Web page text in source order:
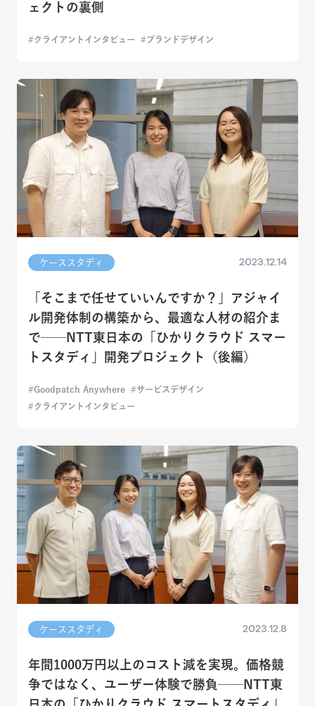
ェクトの裏側
クライアントインタビュー ブランドデザイン
ケーススタディ 2023.12.14
「そこまで任せていいんですか？」アジャイ
ル開発体制の構築から、最適な人材の紹介ま
で──NTT東日本の「ひかりクラウド スマー
トスタディ」開発プロジェクト（後編）
Goodpatch Anywhere
サービスデザイン
クライアントインタビュー
ケーススタディ 2023.12.8
年間1000万円以上のコスト減を実現。価格競
争ではなく、ユーザー体験で勝負──NTT東